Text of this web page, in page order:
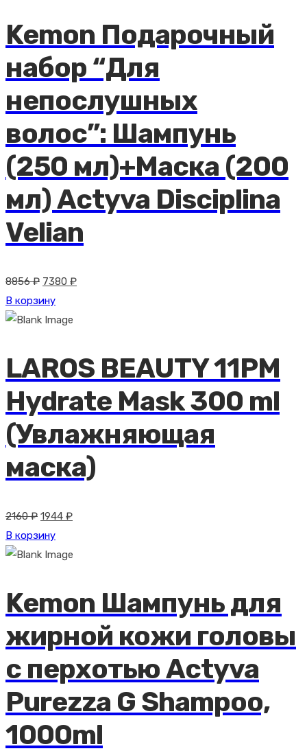
Kemon Подарочный
набор “Для
непослушных
волос”: Шампунь
(250 мл)+Маска (200
мл) Actyva Disciplina
Velian
8856₽ Первоначальная
цена
составляла
7380 ₽Текущая
В корзину
LAROS BEAUTY 11PM
Hydrate Mask 300 ml
(Увлажняющая
маска)
2160₽ Первоначальная
цена
составляла
1944 ₽Текущая
1944 ₽.
В корзину
Kemon Шампунь для
жирной кожи головы
с перхотью Actyva
Purezza G Shampoo,
1000ml